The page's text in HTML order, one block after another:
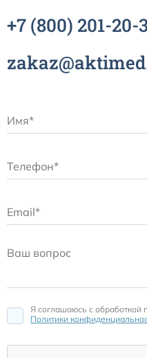
+7 (800) 201-20-
Я соглашаюсь c обработкой
Политики